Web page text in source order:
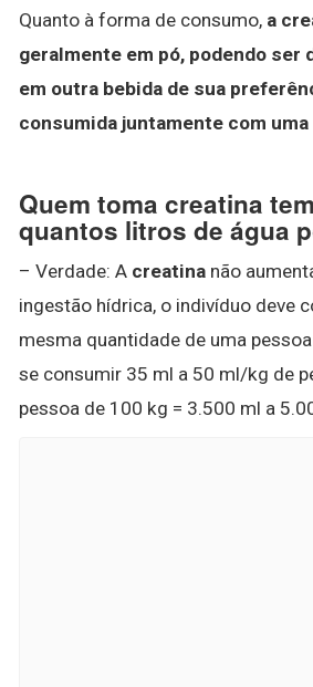
Quanto à forma de consumo, a
geralmente em pó, podendo ser
em outra bebida de sua
consumida juntamente com
Quem toma creatina
quantos litros de água
– Verdade: A creatina não
ingestão hídrica, o indivíduo deve
mesma quantidade de uma pessoa
se consumir 35 ml a 50 ml/kg de
pessoa de 100 kg = 3.500 ml a